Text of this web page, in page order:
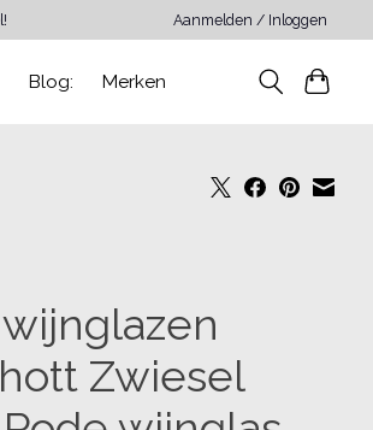
Aanmelden / Inloggen
Blog: Merken
Zwiesel